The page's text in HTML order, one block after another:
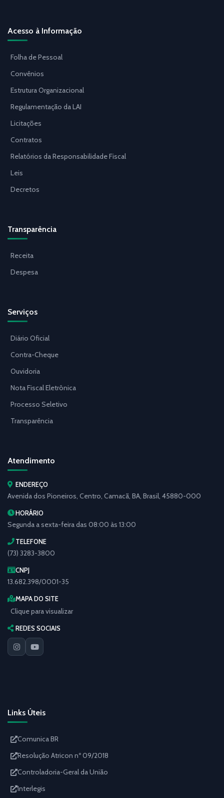
Acesso à Informação
Folha de Pessoal
Convênios
Estrutura Organizacional
Regulamentação da LAI
Licitações
Contratos
Relatórios da Responsabilidade Fiscal
Leis
Decretos
Transparência
Receita
Despesa
Serviços
Diário Oficial
Contra-Cheque
Ouvidoria
Nota Fiscal Eletrônica
Processo Seletivo
Transparência
Atendimento
ENDEREÇO
Avenida dos Pioneiros, Centro, Camacã, BA, Brasil, 45880-000
HORÁRIO
Segunda a sexta-feira das 08:00 às 13:00
TELEFONE
(73) 3283-3800
CNPJ
13.682.398/0001-35
MAPA DO SITE
Clique para visualizar
REDES SOCIAIS
Links Úteis
Comunica BR
Resolução Atricon nº 09/2018
Controladoria-Geral da União
Interlegis